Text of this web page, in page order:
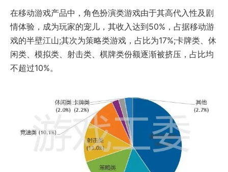
在移动游戏产品中，角色扮演类游戏由于其高代入性及剧
情体验，成为玩家的宠儿，其收入达到50%，占据移动游
戏的半壁江山;其次为策略类游戏，占比为17%;卡牌类、休
闲类、模拟类、射击类、棋牌类份额逐渐被挤压，占比均
不超过10%。